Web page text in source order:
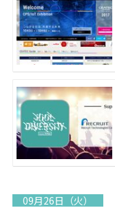
09月26日（火）